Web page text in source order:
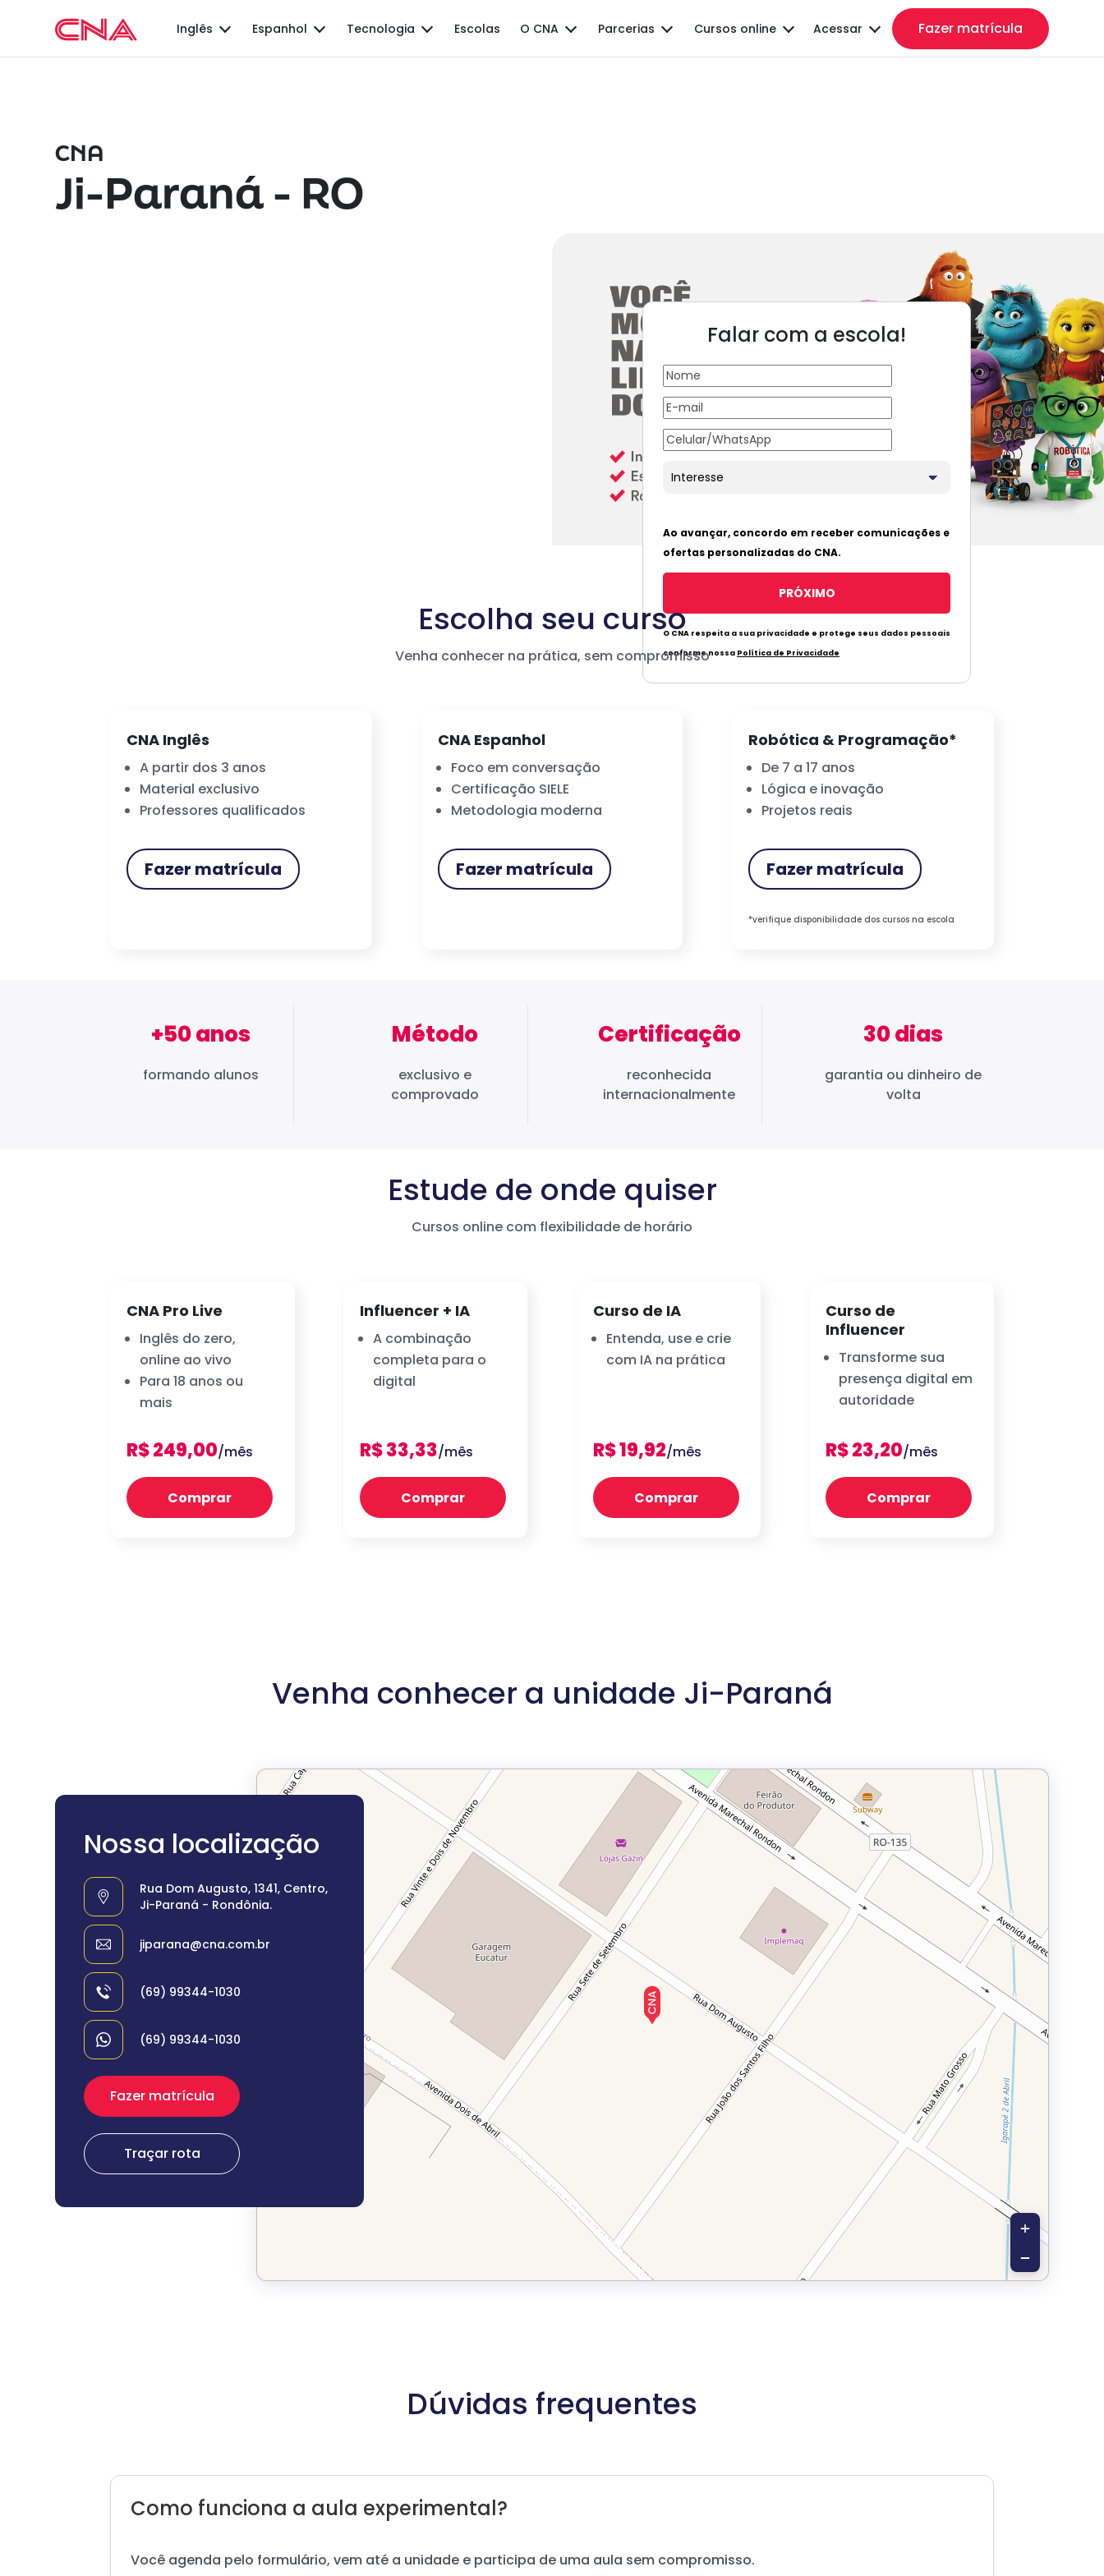
Inglês Espanhol Tecnologia Escolas O CNA Parcerias Cursos online Acessar Fazer matrícula
CNA
Ji-Paraná - RO
Falar com a escola!
Escolha seu curso
Venha conhecer na prática, sem compromisso
CNA Inglês
A partir dos 3 anos
Material exclusivo
Professores qualificados
Fazer matrícula
CNA Espanhol
Foco em conversação
Certificação SIELE
Metodologia moderna
Fazer matrícula
Robótica & Programação*
De 7 a 17 anos
Lógica e inovação
Projetos reais
Fazer matrícula
*verifique disponibilidade dos cursos na escola
+50 anos
formando alunos
Método
exclusivo e
comprovado
Certificação
reconhecida
internacionalmente
30 dias
garantia ou dinheiro de
volta
Estude de onde quiser
Cursos online com flexibilidade de horário
CNA Pro Live
Inglês do zero,
online ao vivo
Para 18 anos ou
mais
R$ 249,00/mês
Comprar
Influencer + IA
A combinação
completa para o
digital
R$ 33,33/mês
Comprar
Curso de IA
Entenda, use e crie
com IA na prática
R$ 19,92/mês
Comprar
Curso de
Influencer
Transforme sua
presença digital em
autoridade
R$ 23,20/mês
Comprar
Venha conhecer a unidade Ji-Paraná
Nossa localização
Rua Dom Augusto, 1341, Centro,
Ji-Paraná - Rondônia.
jiparana@cna.com.br
(69) 99344-1030
(69) 99344-1030
Fazer matrícula
Traçar rota
+
−
Dúvidas frequentes
Como funciona a aula experimental?
Você agenda pelo formulário, vem até a unidade e participa de uma aula sem compromisso.